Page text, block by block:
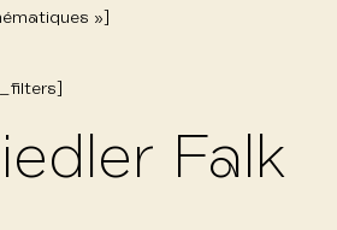
»]
Falk